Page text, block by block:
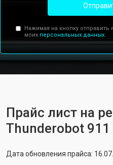
Нажимая на кнопку отправить
моих персональных данных.
Прайс лист на
Thunderobot 911
Дата обновления прайса: